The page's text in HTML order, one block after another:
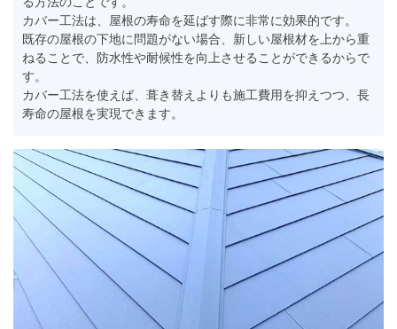
カバー工法は、屋根の寿命を延ばす際に非常に効果的です。
既存の屋根の下地に問題がない場合、新しい屋根材を上から重
ねることで、防水性や耐候性を向上させることができるからで
す。
カバー工法を使えば、葺き替えよりも施工費用を抑えつつ、長
寿命の屋根を実現できます。